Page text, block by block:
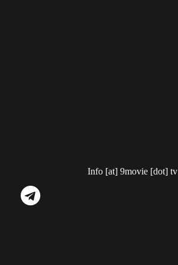
Info [at] 9movie [dot] tv